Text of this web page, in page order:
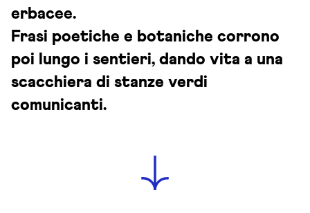
erbacee.
Frasi poetiche e botaniche corrono
poi lungo i sentieri, dando vita a una
scacchiera di stanze verdi
comunicanti.